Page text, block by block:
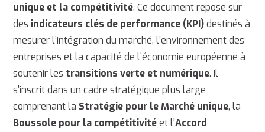
unique et la compétitivité. Ce document repose sur
des indicateurs clés de performance (KPI)destinés à
mesurer l’intégration du marché, l’environnement des
entreprises et la capacité de l’économie européenne à
soutenir les transitions verte et numérique. Il
s’inscrit dans un cadre stratégique plus large
comprenant la Stratégie pour le Marché unique, la
Boussole pour la compétitivitéet l'Accord